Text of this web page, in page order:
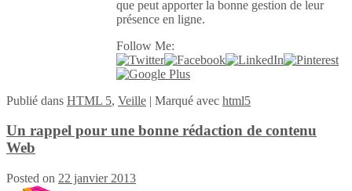
que peut apporter la bonne gestion de leur
présence en ligne.
Follow Me:
Publié dans HTML 5, Veille | Marqué avec html5
Un rappel pour une bonne rédaction de contenu
Web
Posted on 22 janvier 2013